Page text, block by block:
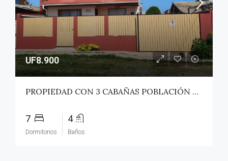
UF8.900
PROPIEDAD CON 3 CABAÑAS POBLACIÓN ROSS – PICHILEMU
7
Dormitorios
4
Baños